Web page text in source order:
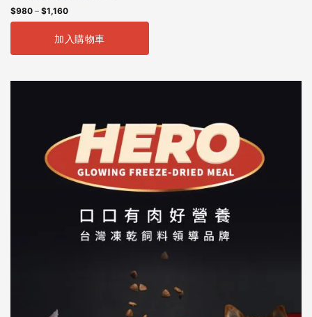
$980– $1,160
加入購物車